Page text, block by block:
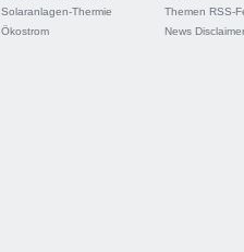
Solaranlagen-Thermie
Ökostrom
Themen RSS-
News Disclaimer